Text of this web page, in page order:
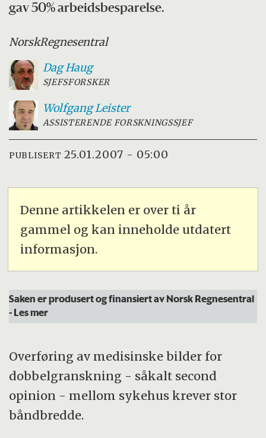
gav 50% arbeidsbesparelse.
NorskRegnesentral
DagHaug
SJEFSFORSKER
WolfgangLeister
ASSISTERENDE FORSKNINGSSJEF
PUBLISERT 25.01.2007 - 05:00
Denne artikkelen er over ti år
gammel og kan inneholde utdatert
informasjon.
Saken er produsert og finansiert av Norsk Regnesentral
- Les mer
Overføring av medisinske bilder for
dobbelgranskning - såkalt second
opinion - mellom sykehus krever stor
båndbredde.